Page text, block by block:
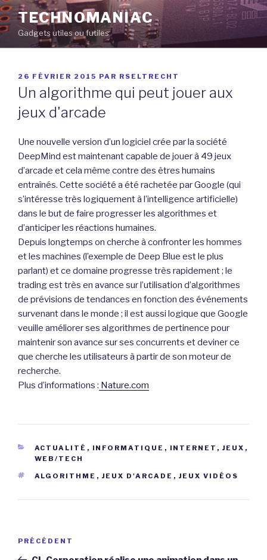
Aller
au
contenu
principal
TECHNOMANIAC
Gadgets utiles ou futiles
PUBLIÉ
LE
26 FÉVRIER 2015 PAR RSELTRECHT
Un algorithme qui peut jouer aux
jeux d'arcade
Une nouvelle version d’un logiciel crée par la société
DeepMind est maintenant capable de jouer à 49 jeux
d’arcade et cela même contre des êtres humains
entraînés. Cette société a été rachetée par Google (qui
s’intéresse très logiquement à l’intelligence artificielle)
dans le but de faire progresser les algorithmes et
d’anticiper les réactions humaines.
Depuis longtemps on cherche à confronter les hommes
et les machines (l’exemple de Deep Blue est le plus
parlant) et ce domaine progresse très rapidement ; le
trading est très en avance sur l’utilisation d’algorithmes
de prévisions de tendances en fonction des événements
survenant dans le monde ; il est aussi logique que Google
veuille améliorer ses algorithmes de pertinence pour
maintenir son avance sur ses concurrents et deviner ce
que cherche les utilisateurs à partir de son moteur de
recherche.
Plus d’informations : Nature.com
CATÉGORIES
ACTUALITÉ , INFORMATIQUE , INTERNET , JEUX ,
WEB/TECH
ÉTIQUETTES
ALGORITHME , JEUX D'ARCADE , JEUX VIDÉOS
Navigation
Article
précédent
PRÉCÉDENT